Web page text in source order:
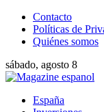
Contacto
Políticas de
Quiénes somos
sábado, agosto 8
España